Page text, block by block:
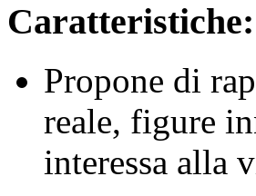
Caratteristiche:
Propone di
reale, figure
interessa alla